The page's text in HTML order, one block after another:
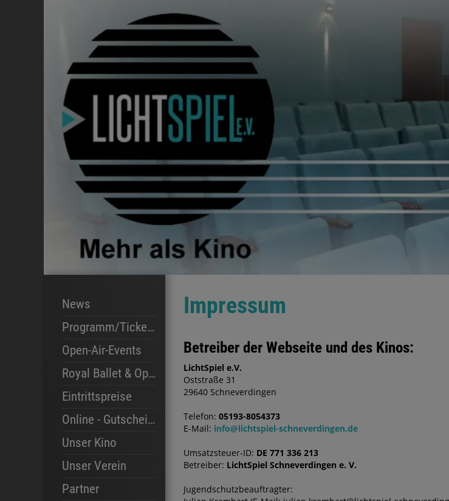
News
Programm/Tickets
Open-Air-Events
Royal Ballet & Opera
Eintrittspreise
Online - Gutscheine
Unser Kino
Unser Saal
Unser Verein
Partner
Impressum
Betreiber der Webseite und des Kinos:
LichtSpiel e.V.
Oststraße 31
29640 Schneverdingen
Telefon: 05193-8054373
E-Mail: info@lichtspiel-schneverdingen.de
Umsatzsteuer-ID: DE 771 336 213
Betreiber: LichtSpiel Schneverdingen e. V.
Jugendschutzbeauftragter: